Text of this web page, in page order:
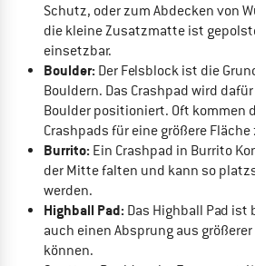
Schutz, oder zum Abdecken von
die kleine Zusatzmatte ist
einsetzbar.
Boulder:Der Felsblock ist die
Bouldern. Das Crashpad wird
Boulder positioniert. Oft kommen
Crashpads für eine größere
Burrito:Ein Crashpad in Burrito
der Mitte falten und kann so
werden.
Highball Pad:Das Highball Pad ist
auch einen Absprung aus
können.